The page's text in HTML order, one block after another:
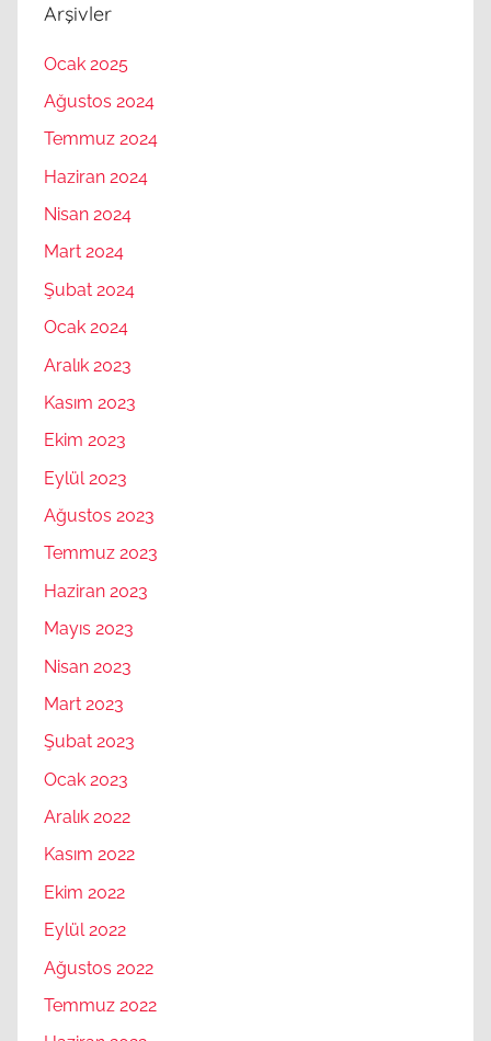
Arşivler
Ocak 2025
Ağustos 2024
Temmuz 2024
Haziran 2024
Nisan 2024
Mart 2024
Şubat 2024
Ocak 2024
Aralık 2023
Kasım 2023
Ekim 2023
Eylül 2023
Ağustos 2023
Temmuz 2023
Haziran 2023
Mayıs 2023
Nisan 2023
Mart 2023
Şubat 2023
Ocak 2023
Aralık 2022
Kasım 2022
Ekim 2022
Eylül 2022
Ağustos 2022
Temmuz 2022